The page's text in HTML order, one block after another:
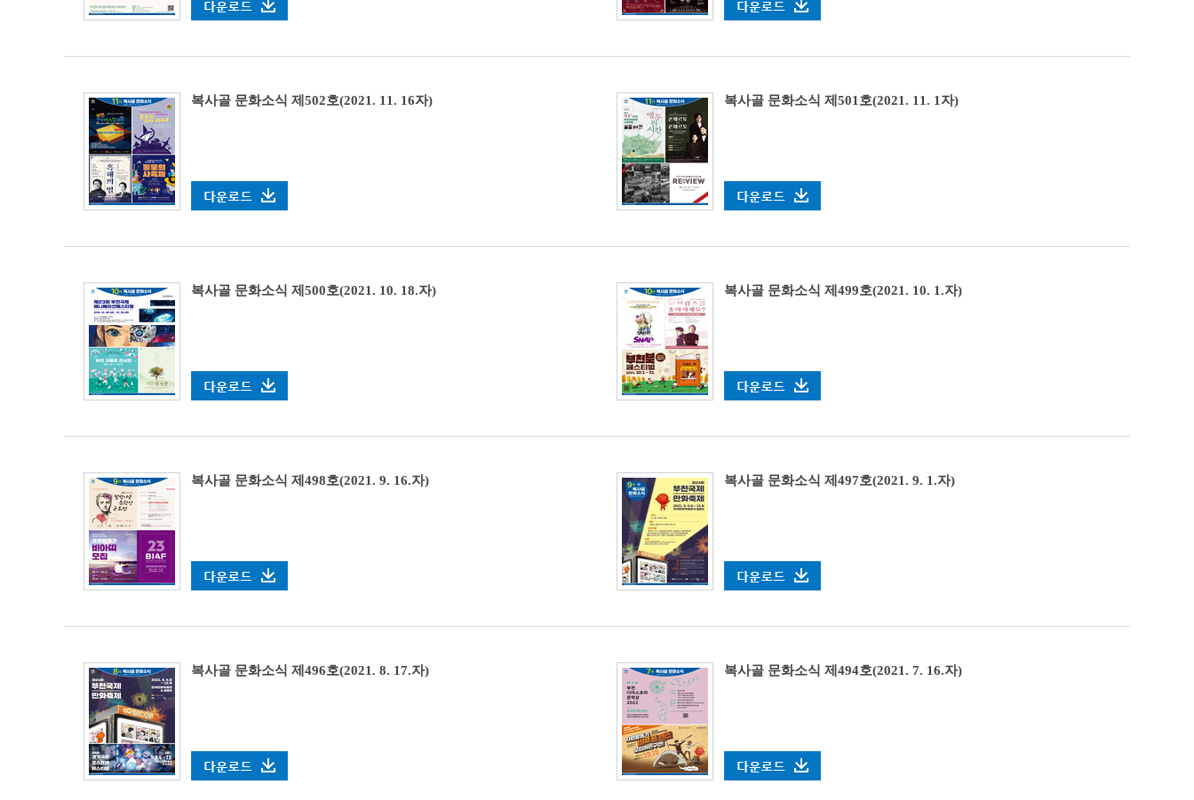
복사골 문화소식 제502호(2021. 11. 16자) 복사골 문화소식 제501호(2021. 11. 1자)
복사골 문화소식 제500호(2021. 10. 18.자) 복사골 문화소식 제499호(2021. 10. 1.자)
복사골 문화소식 제498호(2021. 9. 16.자) 복사골 문화소식 제497호(2021. 9. 1.자)
복사골 문화소식 제496호(2021. 8. 17.자) 복사골 문화소식 제494호(2021. 7. 16.자)